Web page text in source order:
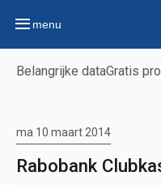
menu
Belangrijke dataGratis
ma 10 maart 2014
Rabobank